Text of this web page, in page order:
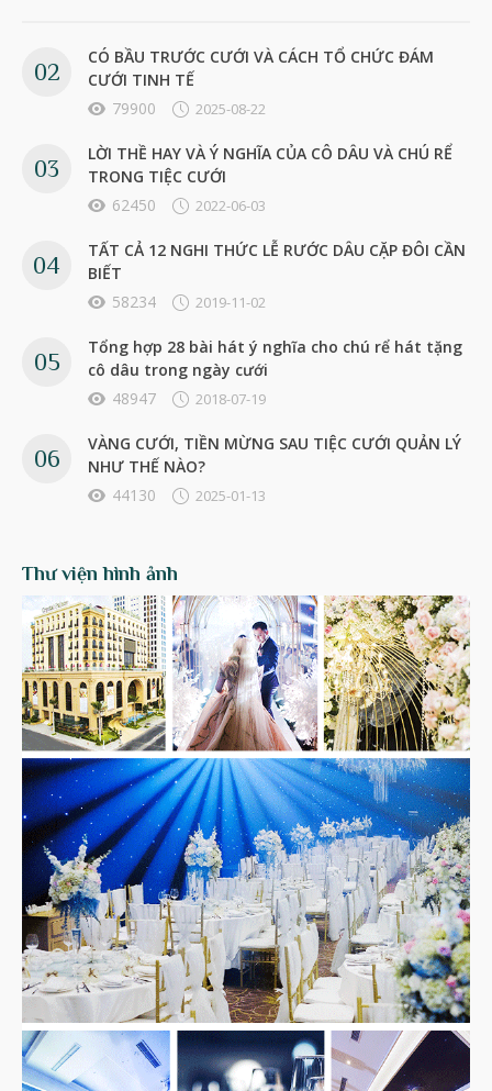
CÓ BẦU TRƯỚC CƯỚI VÀ CÁCH TỔ CHỨC ĐÁM
CƯỚI TINH TẾ
79900
2025-08-22
LỜI THỀ HAY VÀ Ý NGHĨA CỦA CÔ DÂU VÀ CHÚ RỂ
TRONG TIỆC CƯỚI
62450
2022-06-03
TẤT CẢ 12 NGHI THỨC LỄ RƯỚC DÂU CẶP ĐÔI CẦN
BIẾT
58234
2019-11-02
Tổng hợp 28 bài hát ý nghĩa cho chú rể hát tặng
cô dâu trong ngày cưới
48947
2018-07-19
VÀNG CƯỚI, TIỀN MỪNG SAU TIỆC CƯỚI QUẢN LÝ
NHƯ THẾ NÀO?
44130
2025-01-13
Thư viện hình ảnh